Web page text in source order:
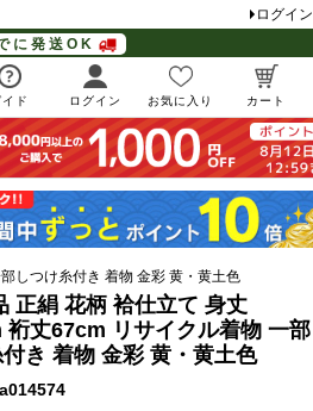
ログイン
に発送OK
ド ログイン お気に入り カート
しつけ糸付き 着物 金彩 黄・黄土色
正絹 花柄 袷仕立て 身丈
裄丈67cm リサイクル着物 一部
き 着物 金彩 黄・黄土色